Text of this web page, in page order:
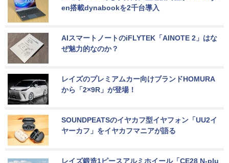
en搭載dynabookを2千台導入
AIスマートノートのiFLYTEK「AINOTE 2」はな
ぜ魅力的なのか？
レイズのプレミアムカー向けブランドHOMURA
から「2×9R」が登場！
SOUNDPEATSのイヤカフ型イヤフォン「UU2イ
ヤーカフ」をイヤカフマニアが語る
レイズ鍛造1ピースアルミホイール「CE28 N-plu